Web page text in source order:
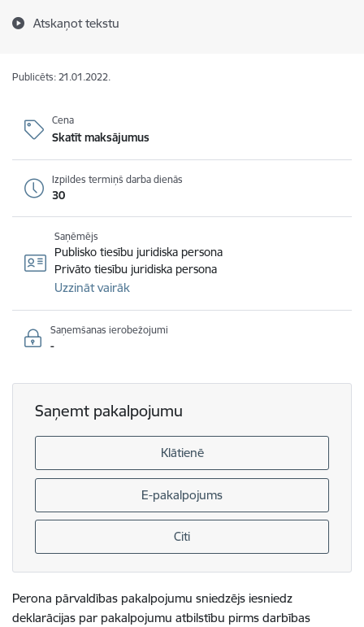
Atskaņot tekstu
Publicēts: 21.01.2022.
Cena
Skatīt maksājumus
Izpildes termiņš darba dienās
30
Saņēmējs
Publisko tiesību juridiska persona
Privāto tiesību juridiska persona
Uzzināt vairāk
Saņemšanas ierobežojumi
-
Saņemt pakalpojumu
Klātienē
E-pakalpojums
Citi
Perona pārvaldības pakalpojumu sniedzējs iesniedz
deklarācijas par pakalpojumu atbilstību pirms darbības